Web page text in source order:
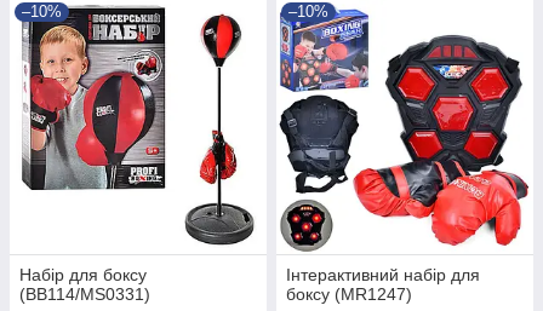
–10%
Набір для боксу
(BB114/MS0331)
–10%
Інтерактивний набір для
боксу (MR1247)